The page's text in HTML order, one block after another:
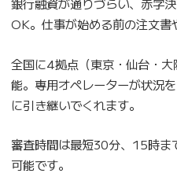
OK。仕事が始める前の注文書
全国に4拠点（東京・仙台・
能。専用オペレーターが状況
に引き継いでくれます。
審査時間は最短30分、15時ま
可能です。